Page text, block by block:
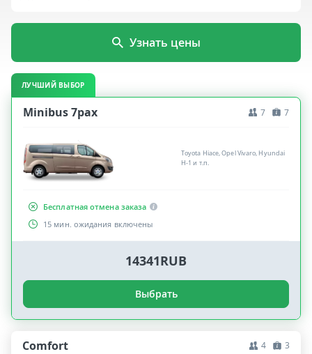
Узнать цены
ЛУЧШИЙ ВЫБОР
Minibus 7pax 7 7
Toyota Hiace, Opel Vivaro, Hyundai
H-1 и т.п.
Бесплатная отмена заказа
15 мин. ожидания включены
14341RUB
Выбрать
Comfort 4 3